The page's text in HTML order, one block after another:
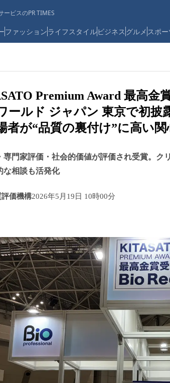
ービスのPR TIMES
ファッションライフスタイルビジネス グルメ スポー
Premium Award 最高金
ールド ジャパン 東京で初披
者が“品質の裏付け”に高い関
専門家評価・社会的価値が評価され受賞。ク
な相談も活発化
評価機構2026年5月19日 10時00分